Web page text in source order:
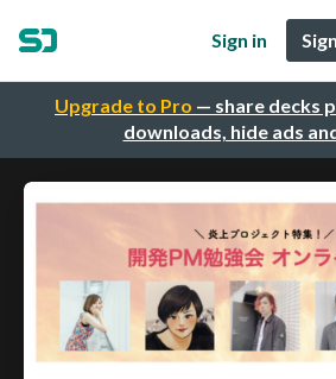
Upgrade to Pro — share decks
downloads, hide ads
Sign in